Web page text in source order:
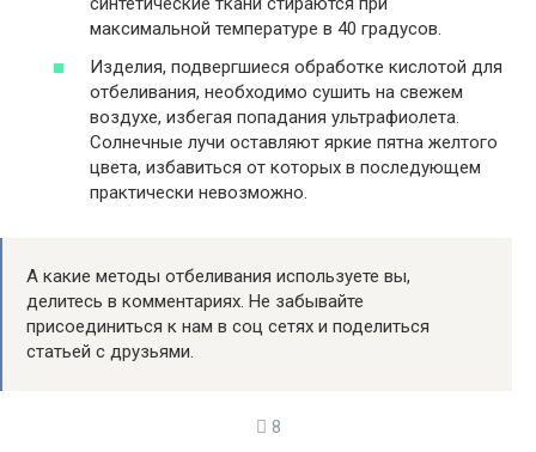
максимальной температуре в 40 градусов.
Изделия, подвергшиеся обработке кислотой для
отбеливания, необходимо сушить на свежем
воздухе, избегая попадания ультрафиолета.
Солнечные лучи оставляют яркие пятна желтого
цвета, избавиться от которых в последующем
практически невозможно.
А какие методы отбеливания используете вы,
делитесь в комментариях. Не забывайте
присоединиться к нам в соц сетях и поделиться
статьей с друзьями.
8